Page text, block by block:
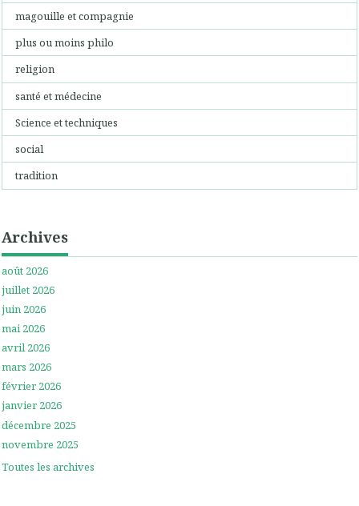
magouille et compagnie
plus ou moins philo
religion
santé et médecine
Science et techniques
social
tradition
Archives
août 2026
juillet 2026
juin 2026
mai 2026
avril 2026
mars 2026
février 2026
janvier 2026
décembre 2025
novembre 2025
Toutes les archives